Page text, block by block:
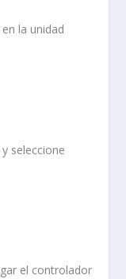
la unidad
y seleccione
el controlador